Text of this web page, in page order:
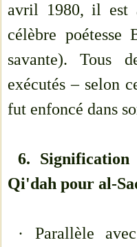
avril 1980, il est
célèbre poétesse
savante). Tous
exécutés – selon
fut enfoncé dans
6.
Qi'dah pour al-
· Parallèle